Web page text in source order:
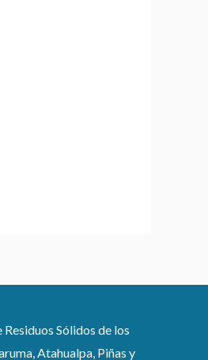
Sólidos de los
Atahualpa, Piñas y